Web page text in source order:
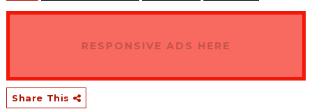
RESPONSIVE ADS HERE
Share This